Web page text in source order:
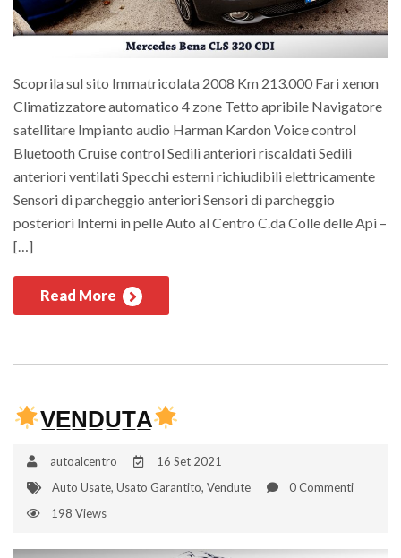
Scoprila sul sito Immatricolata 2008 Km 213.000 Fari xenon
Climatizzatore automatico 4 zone Tetto apribile Navigatore
satellitare Impianto audio Harman Kardon Voice control
Bluetooth Cruise control Sedili anteriori riscaldati Sedili
anteriori ventilati Specchi esterni richiudibili elettricamente
Sensori di parcheggio anteriori Sensori di parcheggio
posteriori Interni in pelle Auto al Centro C.da Colle delle Api –
[…]
Read More
V̲E̲N̲D̲U̲T̲A̲
autoalcentro
16 Set 2021
Auto Usate, Usato Garantito, Vendute
0 Commenti
198 Views